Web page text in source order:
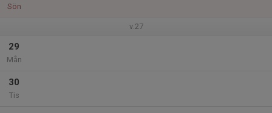
Sön
v.27
29
Mån
30
Tis